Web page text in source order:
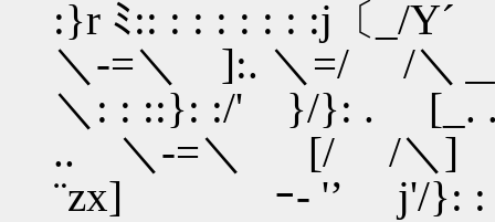
:}r ﾐ:: : : : : : : :j〔_/
＼-=＼ ]:. ＼=/ /＼
＼: : ::}: :/' }/}: . [_.
.. ＼-=＼ [/ /＼] .
¨zx] ｰ- '’ j'/}: :